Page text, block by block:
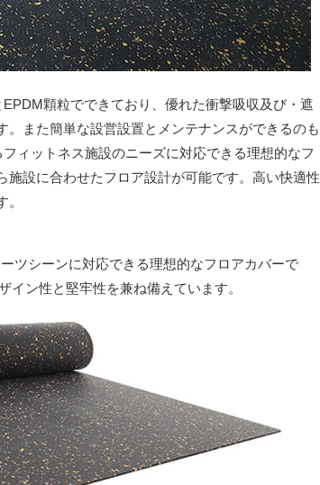
顆粒でできており、優れた衝撃吸収及び・遮
また簡単な設営設置とメンテナンスができるのも
ィットネス施設のニーズに対応できる理想的なフ
設に合わせたフロア設計が可能です。高い快適性
ツシーンに対応できる理想的なフロアカバーで
ン性と堅牢性を兼ね備えています。